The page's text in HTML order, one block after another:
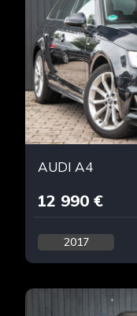
AUDI A4
12 990 €
2017